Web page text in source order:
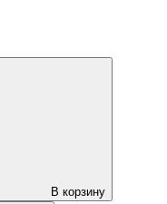
В корзину